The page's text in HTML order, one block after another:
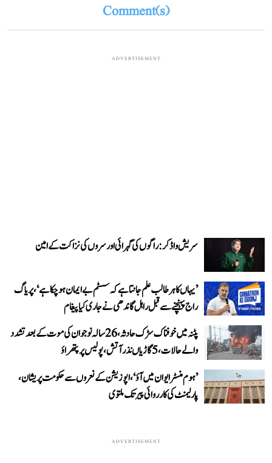
Comment(s)
ADVERTISEMENT
سریش واڈکر: راگوں کی گہرائی اور سروں کی نزاکت کے امین
’یہاں کا ہر طالب علم جانتا ہے کہ سسٹم بے ایمان ہو چکا ہے‘، پریاگ
راج پہنچنے سے قبل راہل گاندھی نے جاری کیا پیغام
پٹنہ میں خوفناک سڑک حادثہ، 26 سالہ نوجوان کی موت کے بعد تشدد
والے حالات، 5 گاڑیاں نذر آتش، پولیس پر پتھراؤ
’ہوم منسٹر ایوان میں آؤ‘، اپوزیشن کے نعروں سے حکومت پریشان،
پارلیمنٹ کی کارروائی پیر تک ملتوی
ADVERTISEMENT